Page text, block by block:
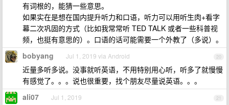
有词根的，能猜一些意思。
如果实在是想在国内提升听力和口语，听力可以用听生肉+看字
幕二次巩固的方式（比如我常常听 TED TALK 或者一些科普视
频，也挺有意思的）。口语的话可能需要一个外教了（多说）。
20
bobyang Jul 1, 2019 via Android
近量多听多说。没事就听英语，不用特别用心听，听多了就慢慢
有感觉了。。。说也很重要，找个朋友尽量说英语。。。
21
ali07 Jul 1, 2019